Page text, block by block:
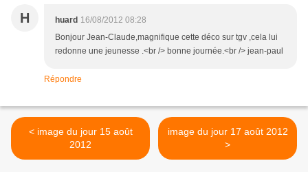
H huard 16/08/2012 08:28
Bonjour Jean-Claude,magnifique cette déco sur tgv ,cela lui
redonne une jeunesse .<br /> bonne journée.<br /> jean-paul
Répondre
< image du jour 15 août
2012
image du jour 17 août 2012
>